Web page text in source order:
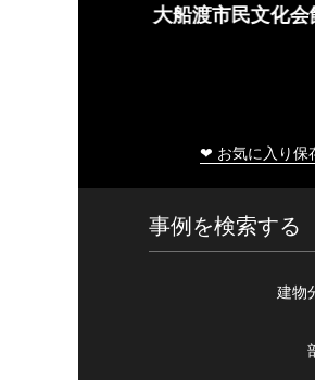
大船渡市民文化会
❤ お気に入り保
事例を検索する
建物